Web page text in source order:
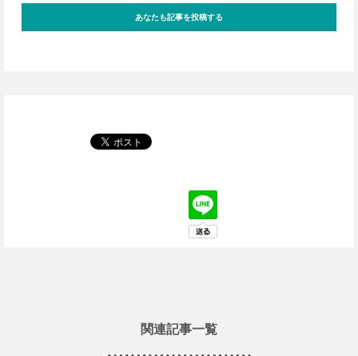
あなたも記事を投稿する
関連記事一覧